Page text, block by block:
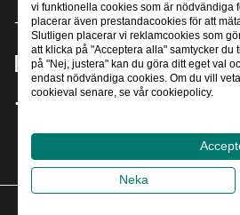
+31 (0)318 64 85 75
vi funktionella cookies som är nödvändiga
placerar även prestandacookies för att
Slutligen placerar vi reklamcookies som
att klicka på "Acceptera alla" samtycker
på "Nej, justera" kan du göra ditt eget val
endast nödvändiga cookies. Om du vill
cookieval senare, se vår cookiepolicy.
Neka